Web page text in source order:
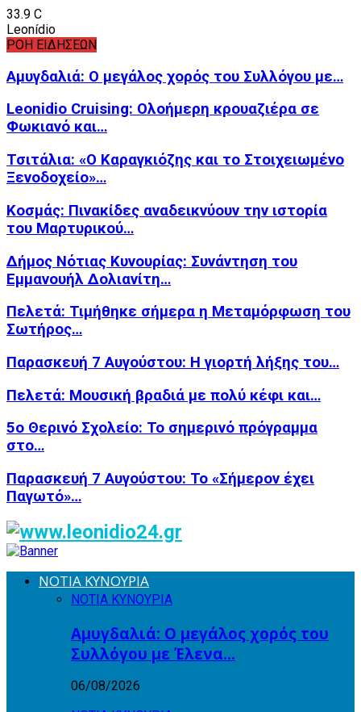
33.9 C
Leonídio
ΡΟΗ ΕΙΔΗΣΕΩΝ
Αμυγδαλιά: Ο μεγάλος χορός του Συλλόγου με…
Leonidio Cruising: Ολοήμερη κρουαζιέρα σε
Φωκιανό και…
Τσιτάλια: «Ο Καραγκιόζης και το Στοιχειωμένο
Ξενοδοχείο»…
Κοσμάς: Πινακίδες αναδεικνύουν την ιστορία
του Μαρτυρικού…
Δήμος Νότιας Κυνουρίας: Συνάντηση του
Εμμανουήλ Δολιανίτη…
Πελετά: Τιμήθηκε σήμερα η Μεταμόρφωση του
Σωτήρος…
Παρασκευή 7 Αυγούστου: Η γιορτή λήξης του…
Πελετά: Μουσική βραδιά με πολύ κέφι και…
5ο Θερινό Σχολείο: Το σημερινό πρόγραμμα
στο…
Παρασκευή 7 Αυγούστου: Το «Σήμερον έχει
Παγωτό»…
ΝΟΤΙΑ ΚΥΝΟΥΡΙΑ
ΝΟΤΙΑ ΚΥΝΟΥΡΙΑ
Αμυγδαλιά: Ο μεγάλος χορός του
Συλλόγου με Έλενα…
06/08/2026